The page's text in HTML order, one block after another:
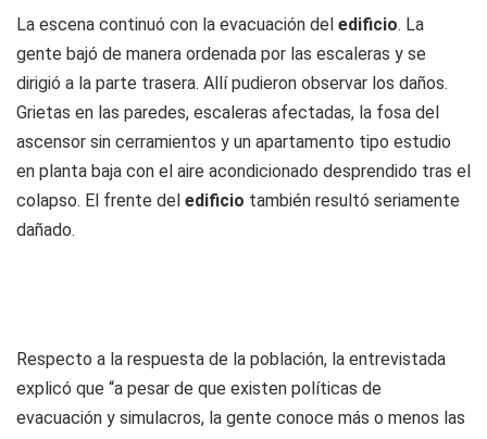
La escena continuó con la evacuación del edificio. La
gente bajó de manera ordenada por las escaleras y se
dirigió a la parte trasera. Allí pudieron observar los daños.
Grietas en las paredes, escaleras afectadas, la fosa del
ascensor sin cerramientos y un apartamento tipo estudio
en planta baja con el aire acondicionado desprendido tras el
colapso. El frente del edificio también resultó seriamente
dañado.
Respecto a la respuesta de la población, la entrevistada
explicó que “a pesar de que existen políticas de
evacuación y simulacros, la gente conoce más o menos las